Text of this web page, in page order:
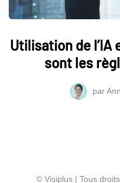
Utilisation de
sont les
par
© Visiplus | Tous